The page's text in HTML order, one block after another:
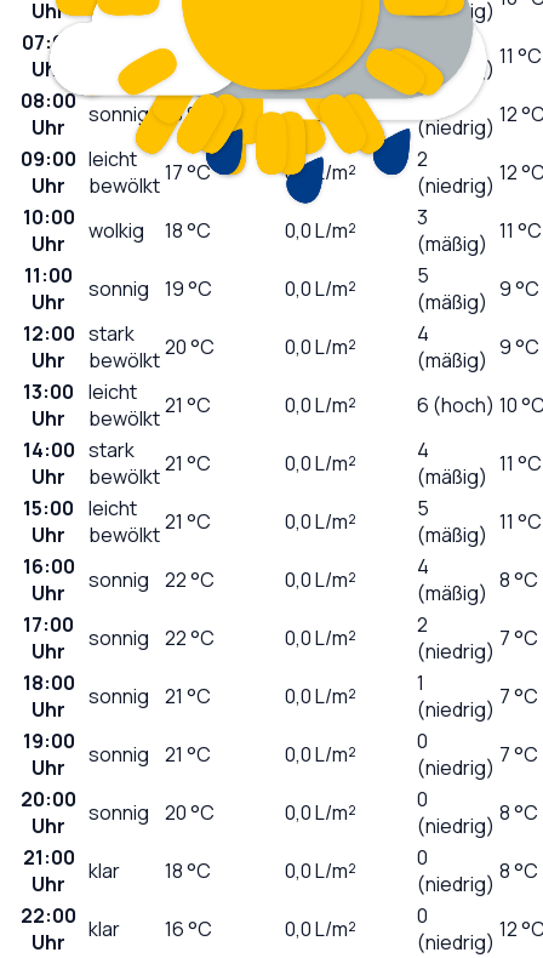
Uhr (niedrig)
07:00
Uhr
sonnig 11 °C L/m²
(niedrig) 11 °C
08:00
Uhr
sonnig 13°C 0,0L/m²
1
(niedrig) 12
09:00
Uhr
leicht
bewölkt17°C 0,0 L/m²
2
(niedrig) 12
10:00
Uhr
wolkig 18°C 0,0L/m²
3
(mäßig) 11 °C
11:00
Uhr
sonnig 19°C 0,0L/m²
5
(mäßig) 9 °C
12:00
Uhr
stark
bewölkt20°C 0,0L/m²
4
(mäßig) 9 °C
13:00
Uhr
leicht
bewölkt21 °C 0,0L/m² 6 (hoch) 10
14:00
Uhr
stark
bewölkt21 °C 0,0L/m²
4
(mäßig) 11 °C
15:00
Uhr
leicht
bewölkt21 °C 0,0L/m²
5
(mäßig) 11 °C
16:00
Uhr
sonnig 22°C 0,0L/m²
4
(mäßig) 8 °C
17:00
Uhr
sonnig 22°C 0,0L/m²
2
(niedrig) 7 °C
18:00
Uhr
sonnig 21 °C 0,0L/m²
1
(niedrig) 7 °C
19:00
Uhr
sonnig 21 °C 0,0L/m²
0
(niedrig) 7 °C
20:00
Uhr
sonnig 20°C 0,0L/m²
0
(niedrig) 8 °C
21:00
Uhr
klar 18°C 0,0L/m²
0
(niedrig) 8 °C
22:00
Uhr
klar 16°C 0,0L/m²
0
(niedrig) 12